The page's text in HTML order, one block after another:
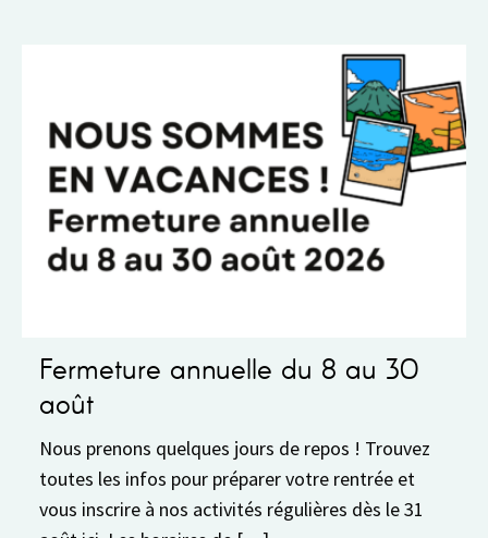
Fonctionnement de notre
Semaine du 3 au 7 août • Notre accueil est
physiquement lundi et mercredi de 9h à 12h et
13h30 à 17h30 […]